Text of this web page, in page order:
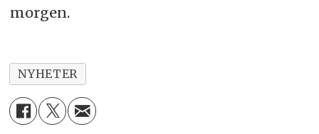
morgen.
NYHETER